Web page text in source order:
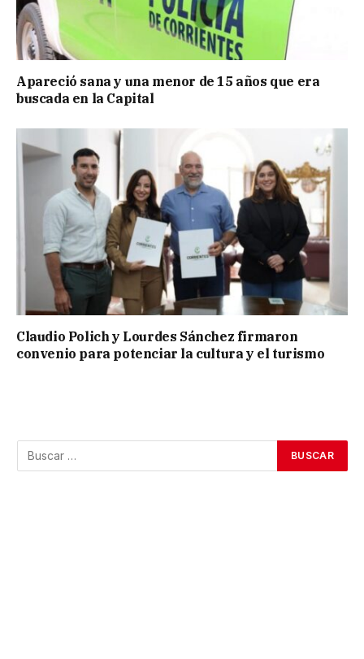
Apareció sana y una menor de 15 años que era
buscada en la Capital
Claudio Polich y Lourdes Sánchez firmaron
convenio para potenciar la cultura y el turismo